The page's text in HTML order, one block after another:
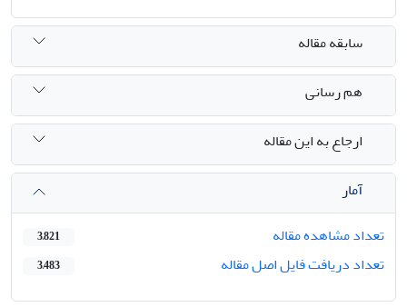
سابقه مقاله
هم رسانی
ارجاع به این مقاله
آمار
تعداد مشاهده مقاله
3,821
تعداد دریافت فایل اصل مقاله 3,483